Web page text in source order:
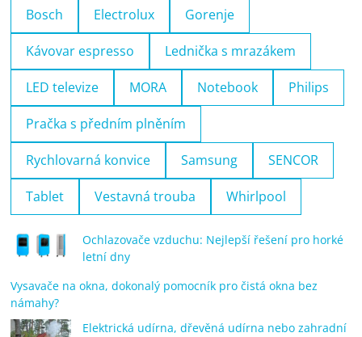
Bosch Electrolux Gorenje
Kávovar espresso Lednička s mrazákem
LED televize MORA Notebook Philips
Pračka s předním plněním
Rychlovarná konvice Samsung SENCOR
Tablet Vestavná trouba Whirlpool
Ochlazovače vzduchu: Nejlepší řešení pro horké
letní dny
Vysavače na okna, dokonalý pomocník pro čistá okna bez
námahy?
Elektrická udírna, dřevěná udírna nebo zahradní